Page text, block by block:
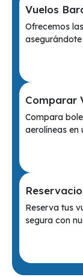
Vuelos
Ofrecemos
Comparar
Compara
aerolíneas en
Reserva tus
segura con